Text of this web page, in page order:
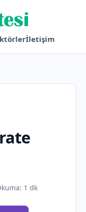
İletişim
1 dk